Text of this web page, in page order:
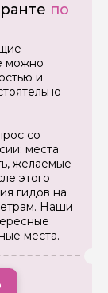
по
можно
и
со
места
желаемые
этого
гидов на
Наши
места.